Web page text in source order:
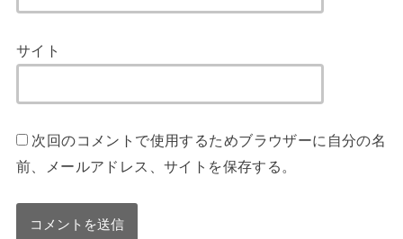
サイト
次回のコメントで使用するためブラウザーに自分の名
前、メールアドレス、サイトを保存する。